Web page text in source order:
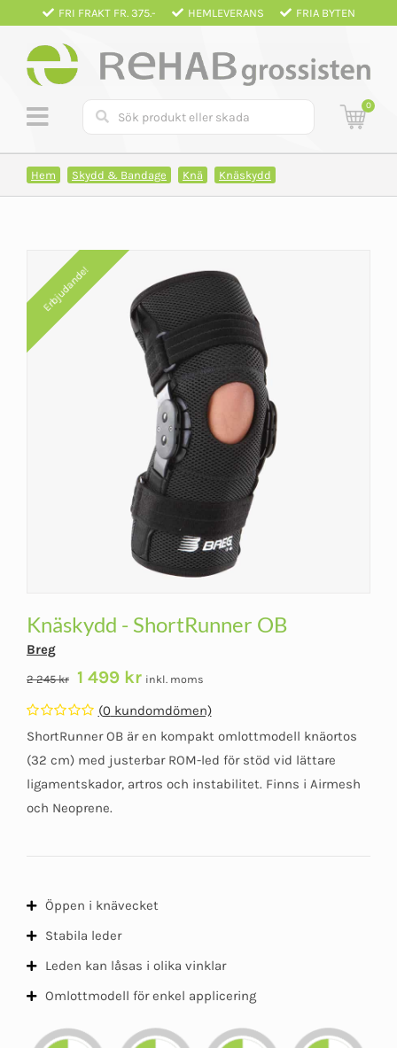
Fortsätt
innehållet
FRI FRAKT FR. 375.- HEMLEVERANS FRIA BYTEN
0
Hem Skydd & Bandage Knä Knäskydd
Erbjudande!
Knäskydd - ShortRunner OB
Breg
2 245kr Det
priset
var:
2
245 kr.
1 499 krDet
priset
är:
1
499 kr.
inkl. moms
Betygsatt
0
av
5
(0kundomdömen)
ShortRunner OB är en kompakt omlottmodell knäortos
(32 cm) med justerbar ROM-led för stöd vid lättare
ligamentskador, artros och instabilitet. Finns i Airmesh
och Neoprene.
Öppen i knävecket
Stabila leder
Leden kan låsas i olika vinklar
Omlottmodell för enkel applicering